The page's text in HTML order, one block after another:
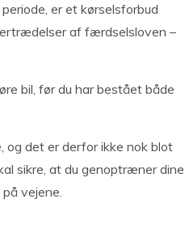
er et kørselsforbud
af færdselsloven –
bil, før du har bestået både
det er derfor ikke nok blot
sikre, at du genoptræner dine
vejene.